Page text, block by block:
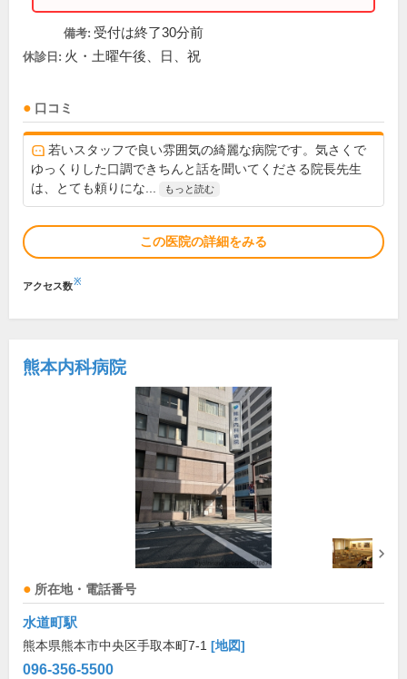
備考: 受付は終了30分前
休診日: 火・土曜午後、日、祝
口コミ
若いスタッフで良い雰囲気の綺麗な病院です。気さくで
ゆっくりした口調できちんと話を聞いてくださる院長先生
は、とても頼りにな...
もっと読む
この医院の詳細をみる
アクセス数※
熊本内科病院
所在地・電話番号
水道町駅
熊本県熊本市中央区手取本町7-1 [地図]
096-356-5500